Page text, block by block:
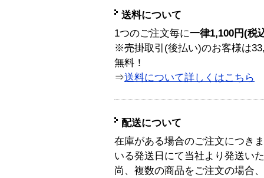
送料について
1つのご注文毎に一律1,100円(税
※売掛取引(後払い)のお客様は
無料！
⇒送料について詳しくはこちら
配送について
在庫がある場合のご注文につき
いる発送日にて当社より発送い
尚、複数の商品をご注文の場合